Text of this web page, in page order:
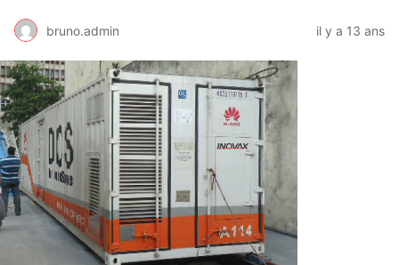
bruno.admin il y a 13 ans